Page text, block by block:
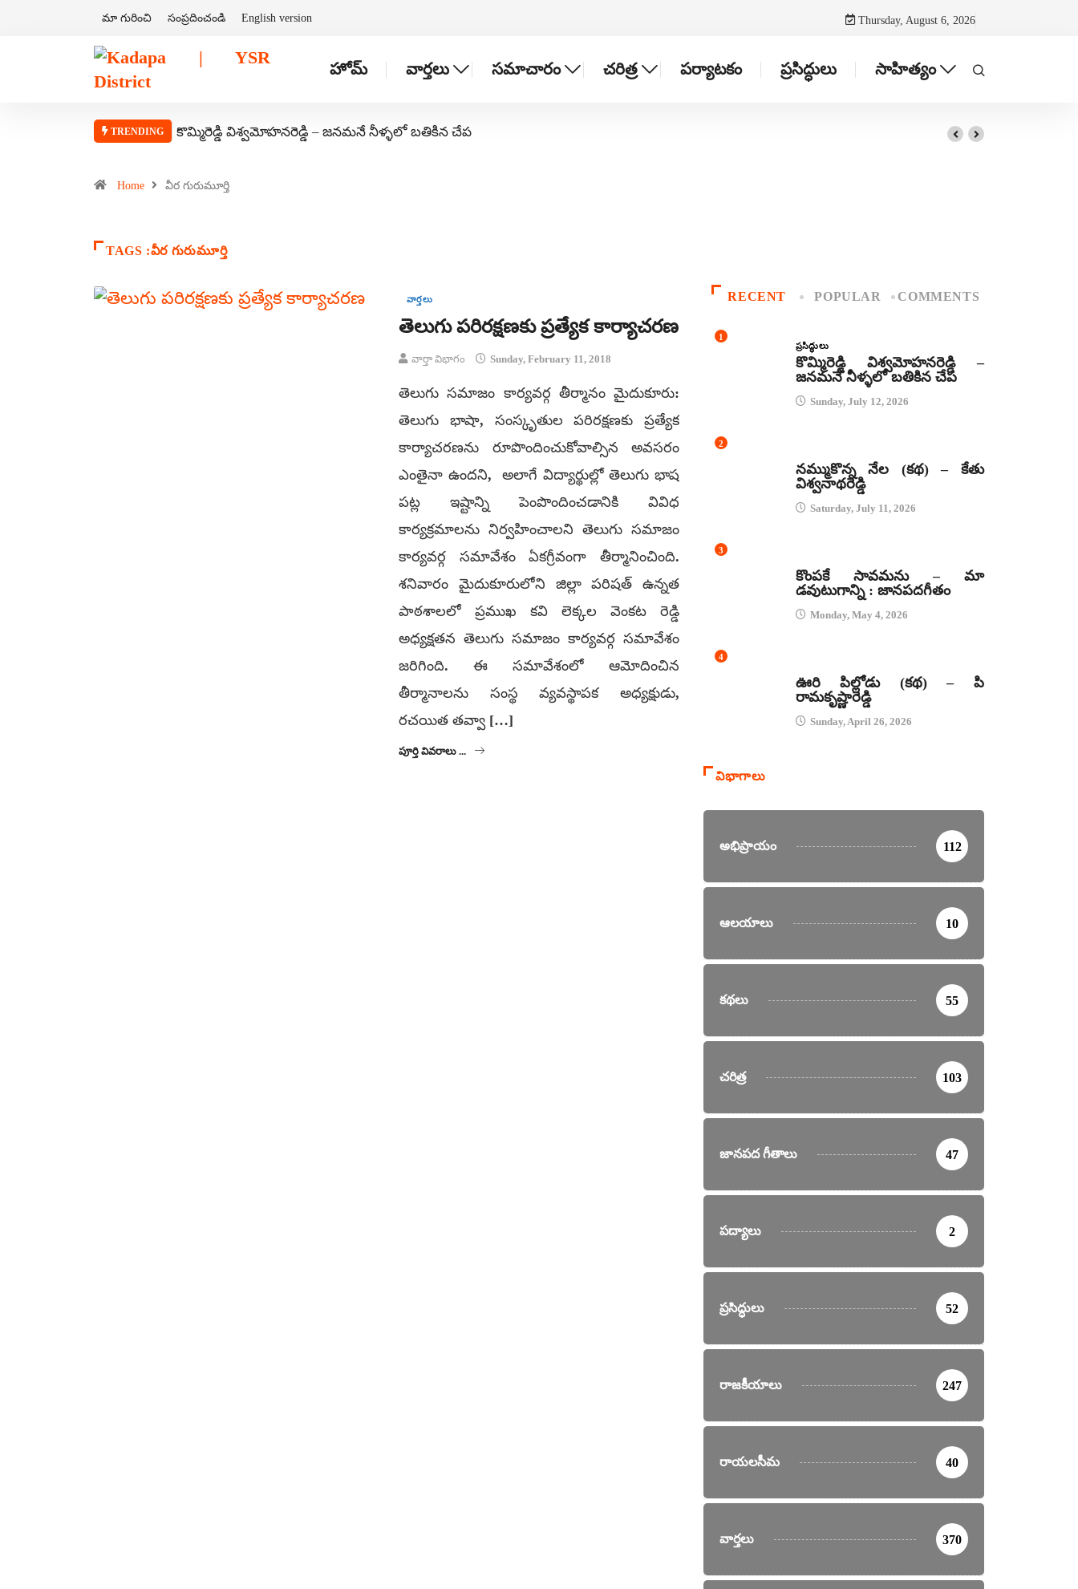
మా గురించి సంప్రదించండి English version Thursday, August 6, 2026
హోమ్ వార్తలు సమాచారం చరిత్ర పర్యాటకం ప్రసిద్ధులు సాహిత్యం
TRENDING కొమ్మిరెడ్డి విశ్వమోహనరెడ్డి – జనమనే నీళ్ళలో బతికిన చేప
Home వీర గురుమూర్తి
TAGS :వీర గురుమూర్తి
వార్తలు
తెలుగు పరిరక్షణకు ప్రత్యేక కార్యాచరణ
వార్తా విభాగం Sunday, February 11, 2018
తెలుగు సమాజం కార్యవర్గ తీర్మానం మైదుకూరు:
తెలుగు భాషా, సంస్కృతుల పరిరక్షణకు ప్రత్యేక
కార్యాచరణను రూపొందించుకోవాల్సిన అవసరం
ఎంతైనా ఉందని, అలాగే విద్యార్థుల్లో తెలుగు భాష
పట్ల ఇష్టాన్ని పెంపొందించడానికి వివిధ
కార్యక్రమాలను నిర్వహించాలని తెలుగు సమాజం
కార్యవర్గ సమావేశం ఏకగ్రీవంగా తీర్మానించింది.
శనివారం మైదుకూరులోని జిల్లా పరిషత్ ఉన్నత
పాఠశాలలో ప్రముఖ కవి లెక్కల వెంకట రెడ్డి
అధ్యక్షతన తెలుగు సమాజం కార్యవర్గ సమావేశం
జరిగింది. ఈ సమావేశంలో ఆమోదించిన
తీర్మానాలను సంస్థ వ్యవస్థాపక అధ్యక్షుడు,
రచయిత తవ్వా […]
పూర్తి వివరాలు ...
RECENT POPULAR COMMENTS
1
ప్రసిద్ధులు
కొమ్మిరెడ్డి విశ్వమోహనరెడ్డి –
జనమనే నీళ్ళలో బతికిన చేప
Sunday, July 12, 2026
2
నమ్ముకొన్న నేల (కథ) – కేతు
విశ్వనాథరెడ్డి
Saturday, July 11, 2026
3
కొంపకే సావమను – మా
డవుటుగాన్ని : జానపదగీతం
Monday, May 4, 2026
4
ఊరి పిల్లోడు (కథ) – పి
రామకృష్ణారెడ్డి
Sunday, April 26, 2026
విభాగాలు
అభిప్రాయం 112
ఆలయాలు 10
కథలు 55
చరిత్ర 103
జానపద గీతాలు 47
పద్యాలు 2
ప్రసిద్ధులు 52
రాజకీయాలు 247
రాయలసీమ 40
వార్తలు 370